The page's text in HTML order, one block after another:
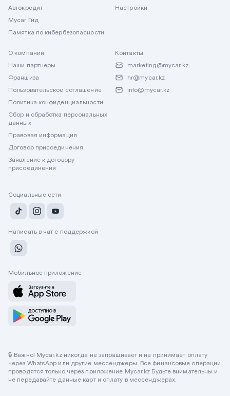
Автокредит
Mycar Гид
Памятка по кибербезопасности
Настройки
О компании
Наши партнеры
Франшиза
Пользовательское соглашение
Политика конфиденциальности
Сбор и обработка персональных
данных
Правовая информация
Договор присоединения
Заявление к договору
присоединения
Контакты
marketing@mycar.kz
hr@mycar.kz
info@mycar.kz
Социальные сети
Написать в чат с поддержкой
Мобильное приложение
🔒 Важно! Mycar.kz никогда не запрашивает и не принимает оплату
через WhatsApp или другие мессенджеры. Все финансовые операции
проводятся только через приложение Mycar.kz Будьте внимательны и
не передавайте данные карт и оплату в мессенджерах.